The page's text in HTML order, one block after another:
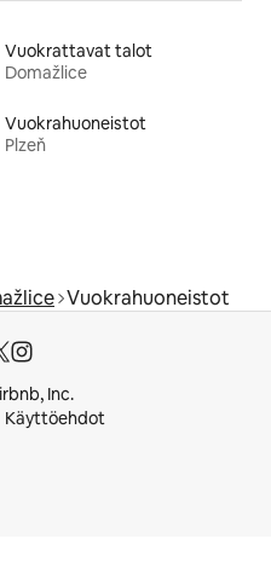
Vuokrattavat talot
Domažlice
Vuokrahuoneistot
Plzeň
Vuokrahuoneistot
Inc.
Käyttöehdot